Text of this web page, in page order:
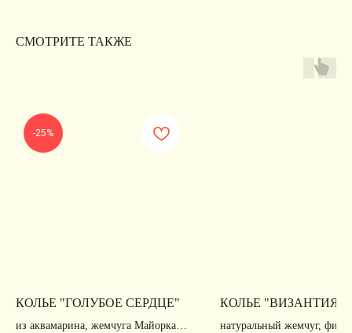
СМОТРИТЕ ТАКЖЕ
-25%
КОЛЬЕ "ГОЛУБОЕ СЕРДЦЕ"
из аквамарина, жемчуга Майорка и
КОЛЬЕ "ВИЗАНТИЯ"
натуральный жемчуг,
Сайт разработан
Digital-Step
ОГРН 324547600025580
ИНН 540405944704
ИНФОРМАЦИЯ